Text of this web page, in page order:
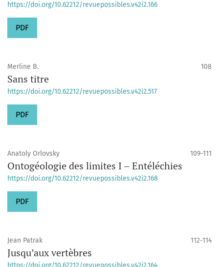
https://doi.org/10.62212/revuepossibles.v42i2.166
PDF
Merline B. 108
Sans titre
https://doi.org/10.62212/revuepossibles.v42i2.517
PDF
Anatoly Orlovsky 109-111
Ontogéologie des limites I – Entéléchies
https://doi.org/10.62212/revuepossibles.v42i2.168
PDF
Jean Patrak 112-114
Jusqu’aux vertèbres